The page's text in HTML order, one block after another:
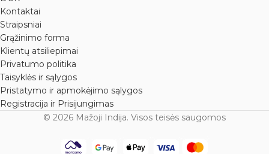
Kontaktai
Straipsniai
Grąžinimo forma
Klientų atsiliepimai
Privatumo politika
Taisyklės ir sąlygos
Pristatymo ir apmokėjimo sąlygos
Registracija ir Prisijungimas
© 2026 Mažoji Indija. Visos teisės saugomos